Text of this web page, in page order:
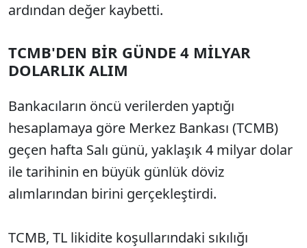
ardından değer kaybetti.
TCMB'DEN BİR GÜNDE 4 MİLYAR
DOLARLIK ALIM
Bankacıların öncü verilerden yaptığı
hesaplamaya göre Merkez Bankası (TCMB)
geçen hafta Salı günü, yaklaşık 4 milyar dolar
ile tarihinin en büyük günlük döviz
alımlarından birini gerçekleştirdi.
TCMB, TL likidite koşullarındaki sıkılığı